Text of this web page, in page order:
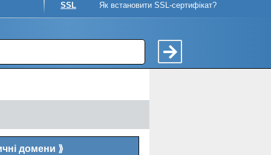
SSL
Як встановити SSL-сертифікат?
домени ⟫